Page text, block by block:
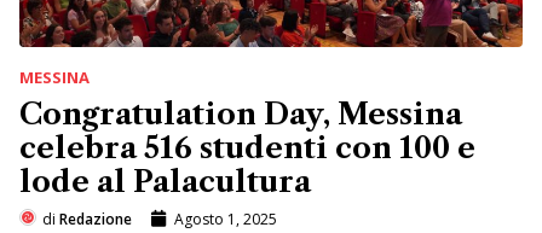
MESSINA
Congratulation Day, Messina
celebra 516 studenti con 100 e
lode al Palacultura
di Redazione Agosto 1, 2025